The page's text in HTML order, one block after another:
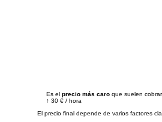
Es el precio más caro que suelen
↑ 30 € / hora
El precio final depende de varios factores